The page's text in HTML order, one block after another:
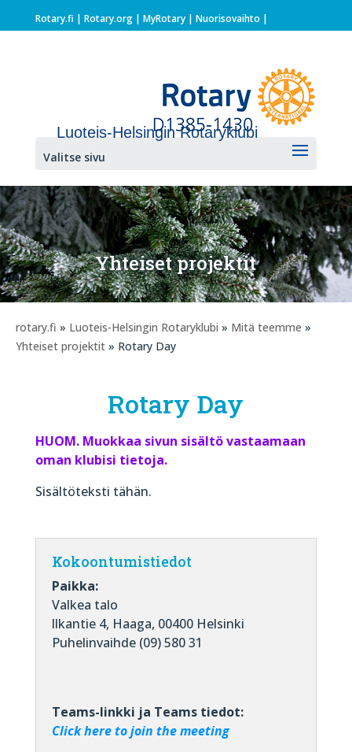
Rotary.fi | Rotary.org| MyRotary | Nuorisovaihto |
Luoteis-Helsingin Rotaryklubi
Valitse sivu
Yhteiset projektit
rotary.fi » Luoteis-Helsingin Rotaryklubi » Mitä teemme »
Yhteiset projektit » Rotary Day
Rotary Day
HUOM. Muokkaa sivun sisältö vastaamaan
oman klubisi tietoja.
Sisältöteksti tähän.
Kokoontumistiedot
Paikka:
Valkea talo
llkantie 4, Haaga, 00400 Helsinki
Puhelinvaihde (09) 580 31
Teams-linkki ja Teams tiedot:
Click here to join the meeting